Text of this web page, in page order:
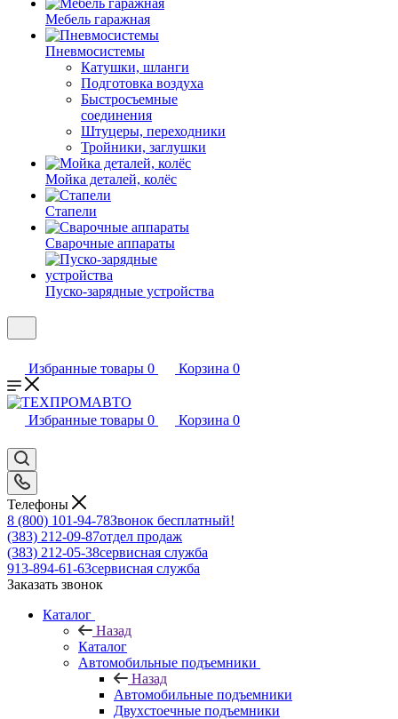
Мебель гаражная
Пневмосистемы
Катушки, шланги
Подготовка воздуха
Быстросъемные
соединения
Штуцеры, переходники
Тройники, заглушки
Мойка деталей, колёс
Стапели
Сварочные аппараты
Пуско-зарядные устройства
Избранные товары 0 Корзина 0
Избранные товары 0 Корзина 0
Телефоны
8 (800) 101-94-78Звонок бесплатный!
(383) 212-09-87отдел продаж
(383) 212-05-38сервисная служба
913-894-61-63сервисная служба
Заказать звонок
Каталог
Назад
Каталог
Автомобильные подъемники
Назад
Автомобильные подъемники
Двухстоечные подъемники